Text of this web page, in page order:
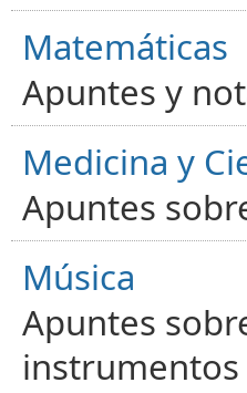
Matemáticas
Apuntes y
Medicina y
Apuntes
Música
Apuntes
instrumentos